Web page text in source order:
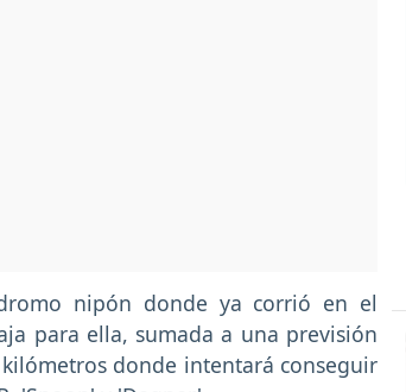
nipón donde ya corrió en el
para ella, sumada a una previsión
donde intentará conseguir